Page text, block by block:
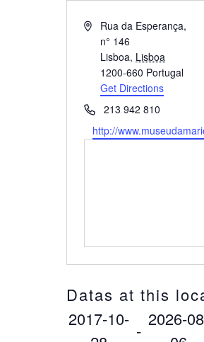
Endereço
Rua da Esperança,
n° 146
Lisboa, Lisboa
1200-660 Portugal
Get Directions
Telefone213 942 810
Website
http://
Datas at this
2017-10-
-
2026-